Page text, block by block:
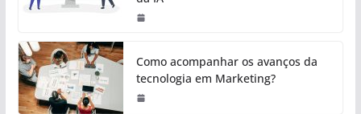
Como acompanhar os avanços da
tecnologia em Marketing?